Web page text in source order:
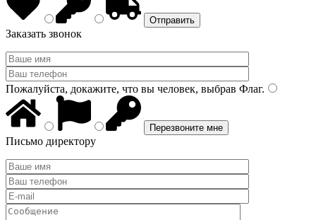
Заказать звонок
Пожалуйста, докажите, что вы человек, выбрав Флаг.
Письмо директору